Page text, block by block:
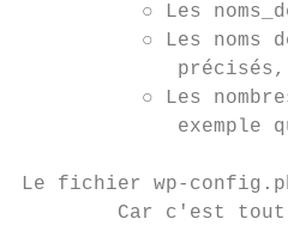
○ Les
○ Les noms
             précisés,
○ Les
exemple
Le fichier wp-
Car c'est